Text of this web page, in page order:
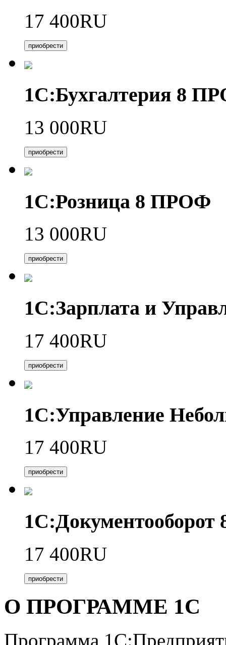
17 400RU
приобрести
1С:Бухгалтерия 8
13 000RU
приобрести
1С:Розница 8 ПРОФ
13 000RU
приобрести
1С:Зарплата и
17 400RU
приобрести
1С:Управление
17 400RU
приобрести
17 400RU
приобрести
О ПРОГРАММЕ 1С
Программа